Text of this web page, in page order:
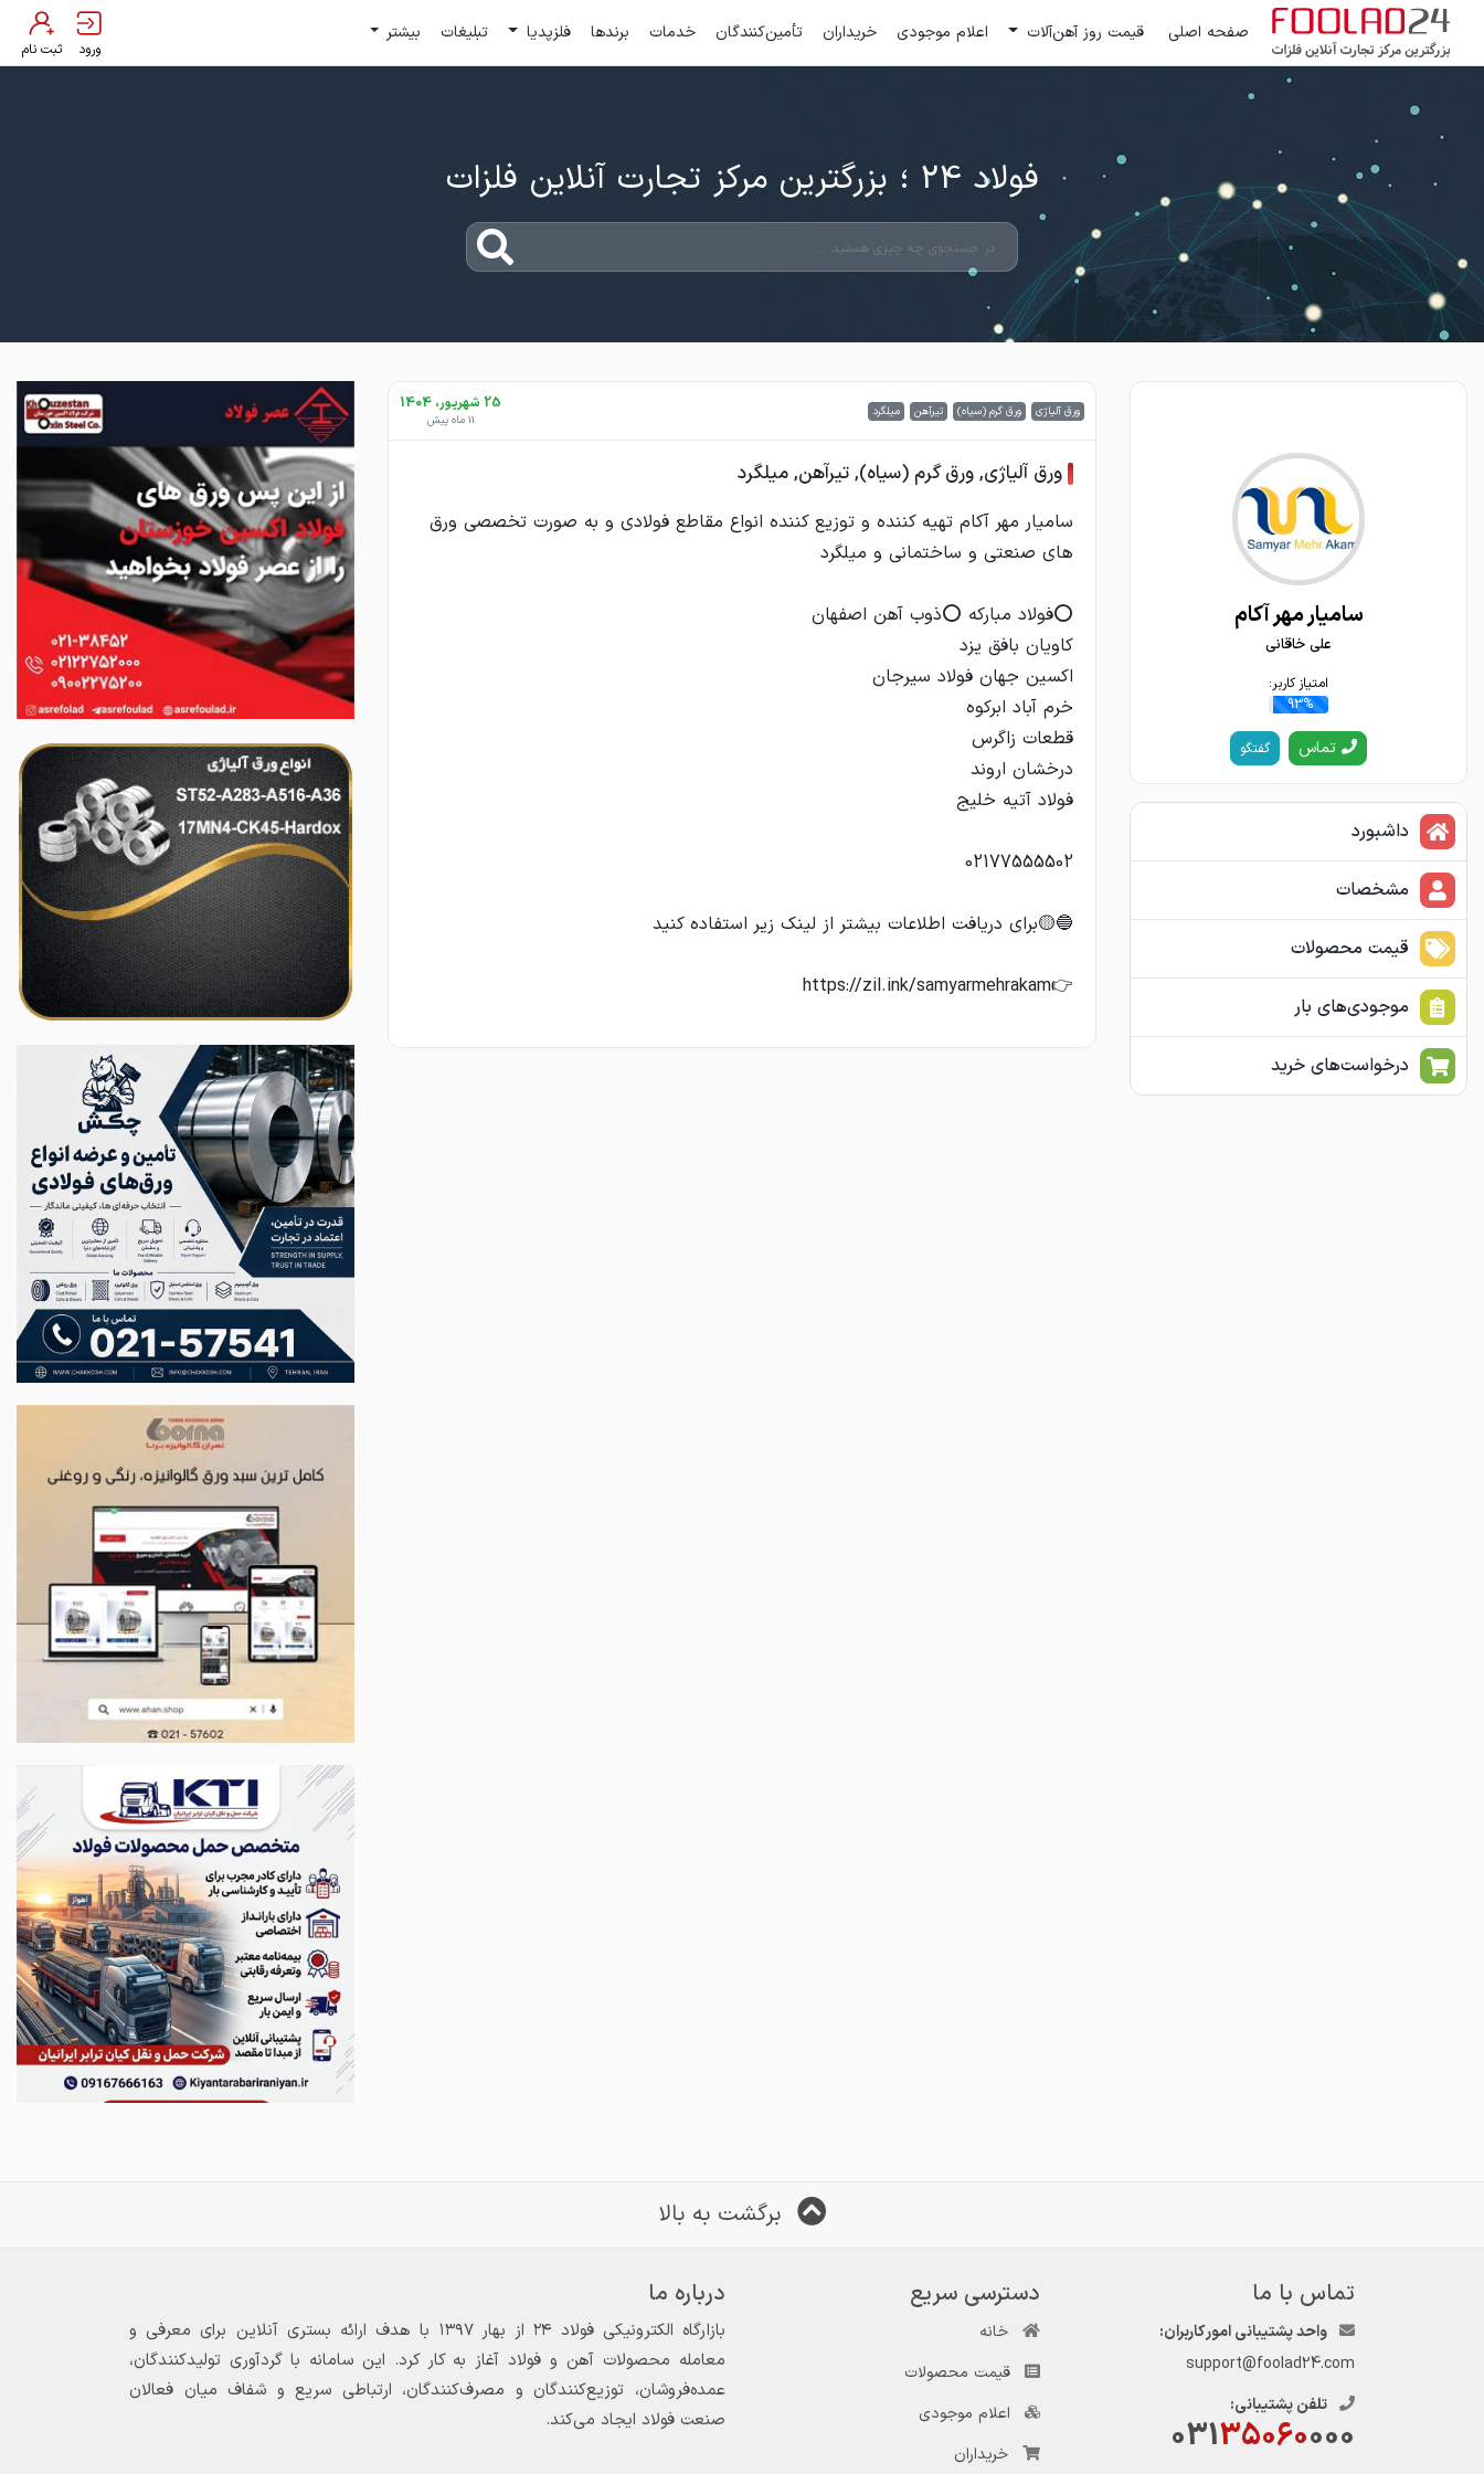
صفحه اصلی قیمت روز آهن‌آلات اعلام موجودی خریداران تأمین‌کنندگان خدمات برندها فلزپدیا تبلیغات بیشتر
ورود ثبت نام
فولاد 24 ؛ بزرگترین مرکز تجارت آنلاین فلزات
سامیار مهر آکام
علی خاقانی
امتیاز کاربر:
93%
تماس گفتگو
داشبورد
مشخصات
قیمت محصولات
موجودی‌های بار
درخواست‌های خرید
ورق آلیاژی ورق گرم (سیاه) تیرآهن میلگرد 25 شهریور، 1404
11 ماه پیش
ورق آلیاژی, ورق گرم (سیاه), تیرآهن, میلگرد
سامیار مهر آکام تهیه کننده و توزیع کننده انواع مقاطع فولادی و به صورت تخصصی ورق
👉https://zil.ink/samyarmehrakam
برگشت به بالا
تماس با ما
واحد پشتیبانی امور کاربران:
support@foolad24.com
تلفن پشتیبانی:
03135060000
دسترسی سریع
خانه
قیمت محصولات
اعلام موجودی
خریداران
درباره ما
بازارگاه الکترونیکی فولاد ۲۴ از بهار ۱۳۹۷ با هدف ارائه بستری آنلاین برای معرفی و
معامله محصولات آهن و فولاد آغاز به کار کرد. این سامانه با گردآوری تولیدکنندگان،
عمده‌فروشان، توزیع‌کنندگان و مصرف‌کنندگان، ارتباطی سریع و شفاف میان فعالان
صنعت فولاد ایجاد می‌کند.